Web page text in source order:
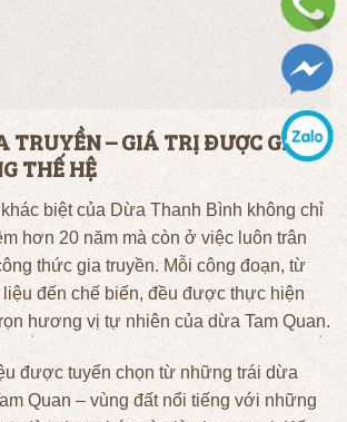
TRUYỀN – GIÁ TRỊ ĐƯỢC GÌN
THẾ HỆ
biệt của Dừa Thanh Bình không chỉ
hơn 20 năm mà còn ở việc luôn trân
thức gia truyền. Mỗi công đoạn, từ
liệu đến chế biến, đều được thực hiện
hương vị tự nhiên của dừa Tam Quan.
được tuyển chọn từ những trái dừa
Quan – vùng đất nổi tiếng với những